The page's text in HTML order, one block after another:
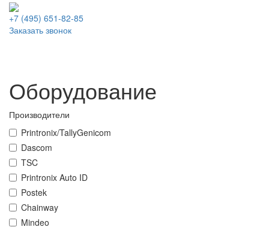
+7 (495) 651-82-85
Заказать звонок
Оборудование
Производители
Printronix/TallyGenicom
Dascom
TSC
Printronix Auto ID
Postek
Chainway
Mindeo